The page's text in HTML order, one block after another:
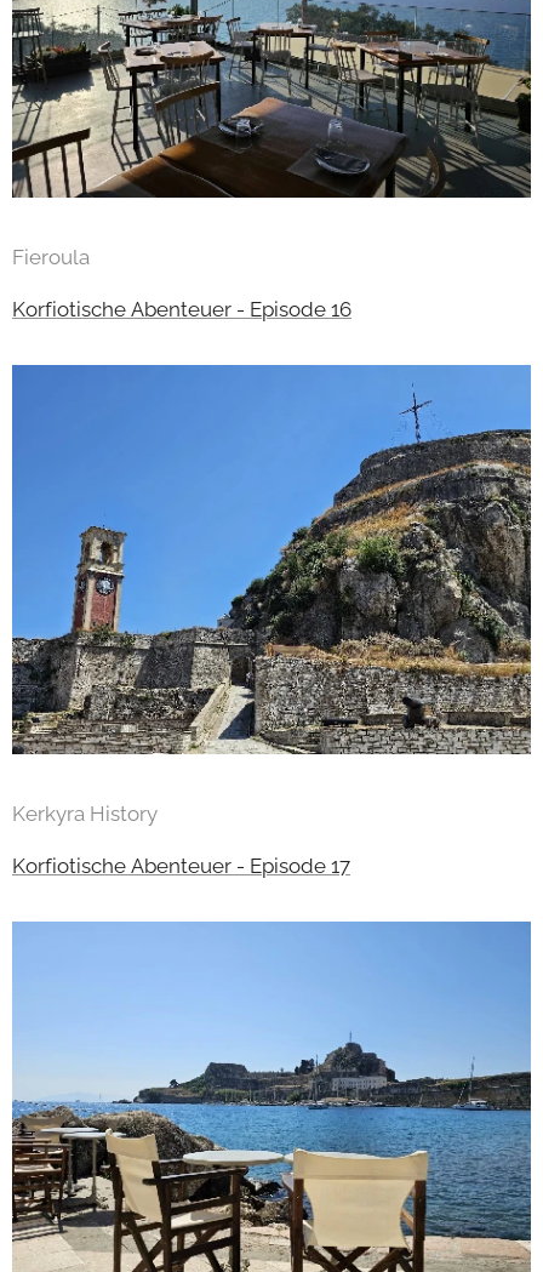
Fieroula
Korfiotische Abenteuer - Episode 16
Kerkyra History
Korfiotische Abenteuer - Episode 17